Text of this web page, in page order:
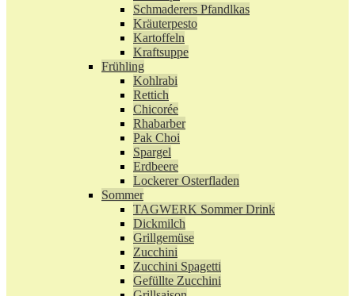
Schmaderers Pfandlkas
Kräuterpesto
Kartoffeln
Kraftsuppe
Frühling
Kohlrabi
Rettich
Chicorée
Rhabarber
Pak Choi
Spargel
Erdbeere
Lockerer Osterfladen
Sommer
TAGWERK Sommer Drink
Dickmilch
Grillgemüse
Zucchini
Zucchini Spagetti
Gefüllte Zucchini